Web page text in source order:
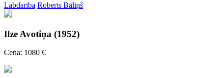
Labdarība Roberts Bāliņš
Ilze Avotiņa (1952)
Cena: 1080 €